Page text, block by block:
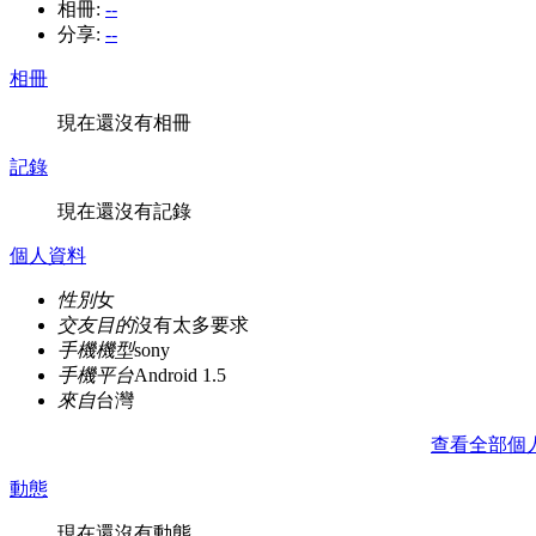
相冊: --
分享: --
相冊
現在還沒有相冊
記錄
現在還沒有記錄
個人資料
性別女
交友目的沒有太多要求
手機機型sony
手機平台Android 1.5
來自台灣
查看全部個
動態